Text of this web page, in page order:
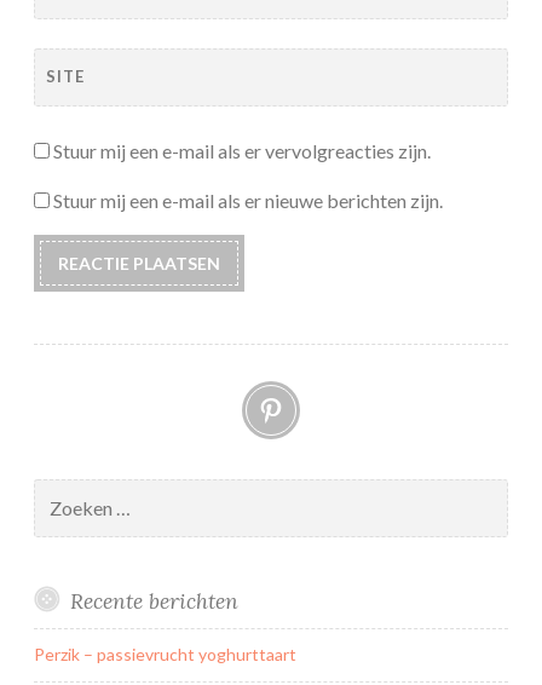
SITE
Stuur mij een e-mail als er vervolgreacties zijn.
Stuur mij een e-mail als er nieuwe berichten zijn.
Pinterest
naar:
Recente berichten
Perzik – passievrucht yoghurttaart